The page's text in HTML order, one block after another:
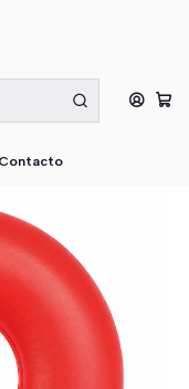
Contacto
HASTA LAS 16:00
Postoperatorio